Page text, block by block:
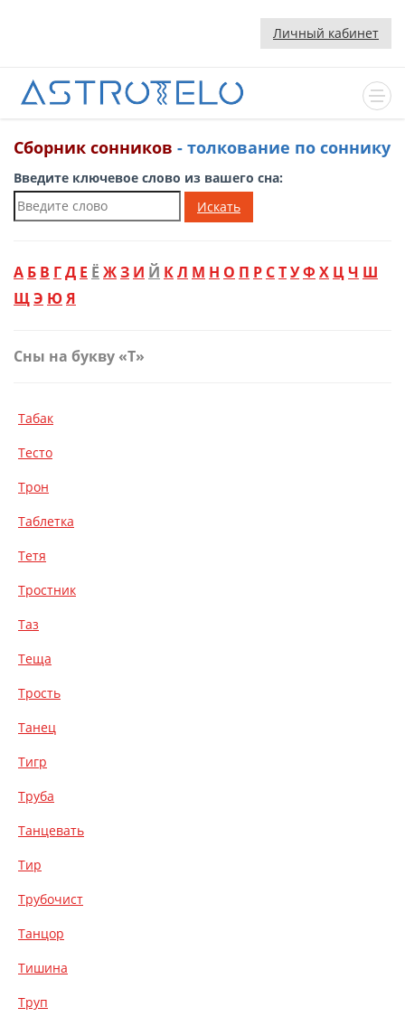
Личный кабинет
Сборник сонников - толкование по соннику
Введите ключевое слово из вашего сна:
Искать
А Б В ГД Е Ё ЖЗ И Й КЛ М Н О П Р СТУФ Х ЦЧ Ш
ЩЭ ЮЯ
Сны на букву «Т»
Табак
Тесто
Трон
Таблетка
Тетя
Тростник
Таз
Теща
Трость
Танец
Тигр
Труба
Танцевать
Тир
Трубочист
Танцор
Тишина
Труп